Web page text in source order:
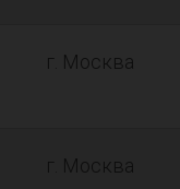
г. Москва
г. Москва